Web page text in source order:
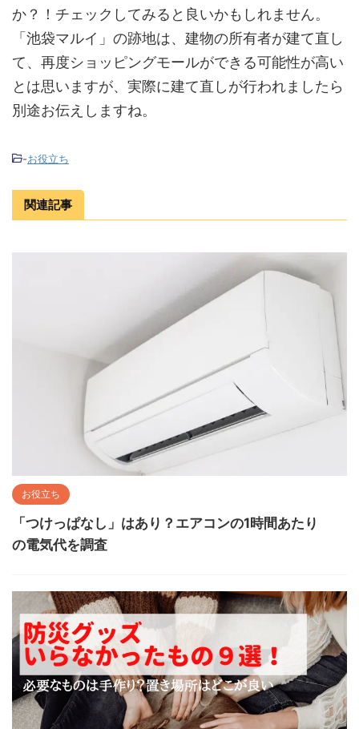
か？！チェックしてみると良いかもしれません。
「池袋マルイ」の跡地は、建物の所有者が建て直し
て、再度ショッピングモールができる可能性が高い
とは思いますが、実際に建て直しが行われましたら
別途お伝えしますね。
-お役立ち
関連記事
お役立ち
「つけっぱなし」はあり？エアコンの1時間あたり
の電気代を調査